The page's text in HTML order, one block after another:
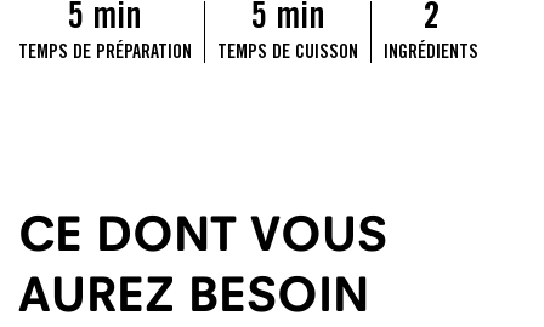
5 min
TEMPS DE PRÉPARATION
5 min
TEMPS DE CUISSON
2
INGRÉDIENTS
CE DONT VOUS
AUREZ BESOIN